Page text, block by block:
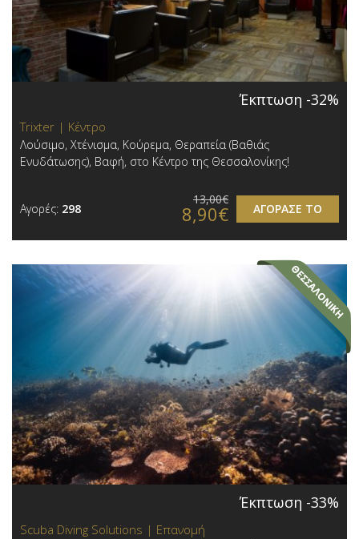
Έκπτωση -32%
Trixter | Κέντρο
Λούσιμο, Χτένισμα, Κούρεμα, Θεραπεία (Βαθιάς
Ενυδάτωσης), Βαφή, στο Κέντρο της Θεσσαλονίκης!
Αγορές: 298 ΑΓΟΡΑΣΕ ΤΟ
13,00€
8,90€
Έκπτωση -33%
Scuba Diving Solutions | Επανομή